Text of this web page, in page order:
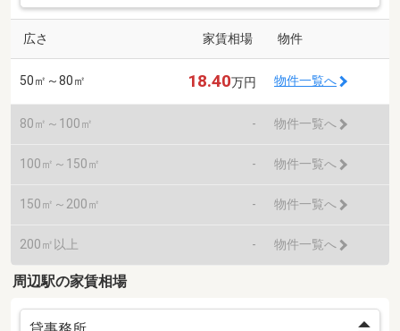
広さ 家賃相場 物件
50㎡～80㎡ 18.40万円 物件一覧へ
80㎡～100㎡ - 物件一覧へ
100㎡～150㎡ - 物件一覧へ
150㎡～200㎡ - 物件一覧へ
200㎡以上 - 物件一覧へ
周辺駅の家賃相場